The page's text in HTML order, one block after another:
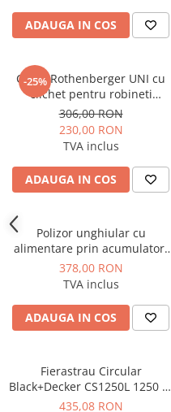
ADAUGA IN COS
-25%
Cheie Rothenberger UNI cu
clichet pentru robineti
radiator si fitinguri de
legatura
306,00 RON
230,00 RON
TVA inclus
ADAUGA IN COS
Polizor unghiular cu
alimentare prin acumulator,
fara acumulator inclus,
Hyundai model HY-AG 180-
378,00 RON
TVA inclus
ADAUGA IN COS
Fierastrau Circular
Black+Decker CS1250L 1250 W
190 mm 66 mm
435,08 RON